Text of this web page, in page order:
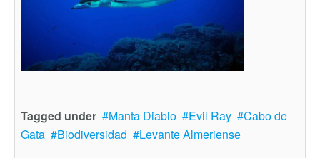
Tagged under Manta Diablo Evil Ray
Cabo de
Gata
Biodiversidad
Levante Almeriense